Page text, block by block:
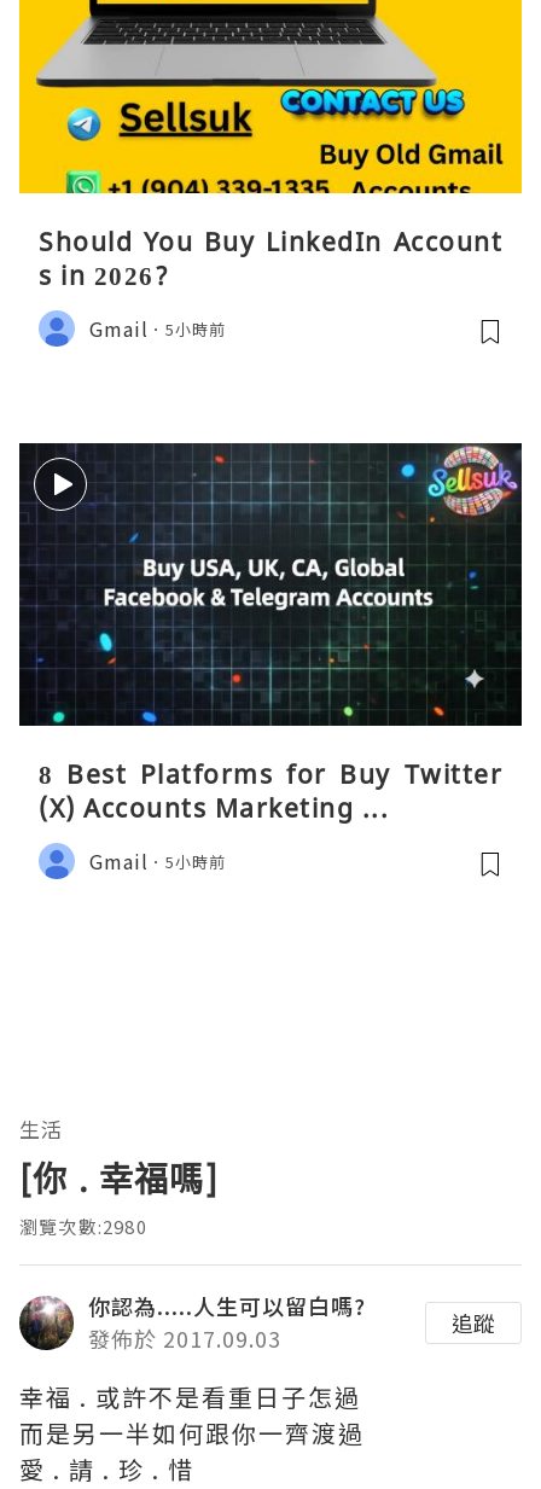
Should You Buy LinkedIn Account
s in 2026?
Gmail 5小時前
8 Best Platforms for Buy Twitter
(X) Accounts Marketing ...
Gmail 5小時前
生活
[你 . 幸福嗎]
瀏覽次數:2980
你認為.....人生可以留白嗎?
發佈於 2017.09.03
追蹤
幸福 . 或許不是看重日子怎過
而是另一半如何跟你一齊渡過
愛 . 請 . 珍 . 惜